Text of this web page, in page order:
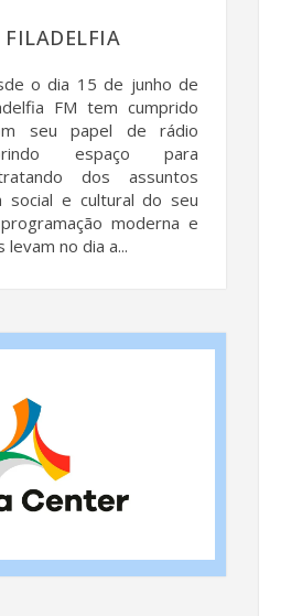
FILADELFIA
o dia 15 de junho de
FM tem cumprido
seu papel de rádio
espaço para
dos assuntos
social e cultural do seu
moderna e
no dia a...